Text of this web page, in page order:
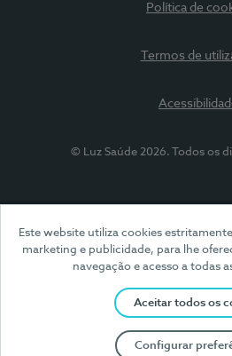
Este website utiliza cookies
marketing e publicidade, para lhe
navegação e acesso a todas
Aceitar todos os
Configurar
Política de
Termos de
© Luz Saúde 2026. Todos os